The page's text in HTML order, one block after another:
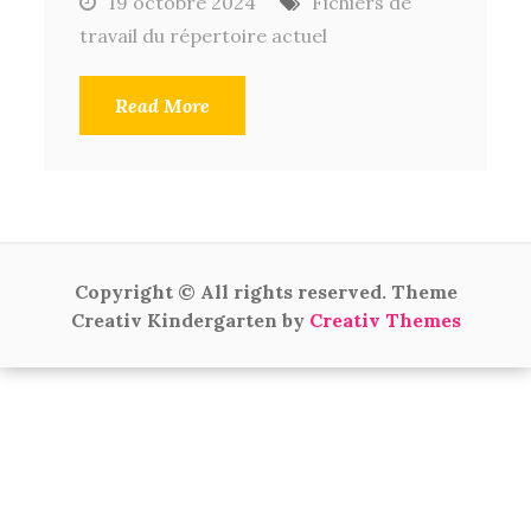
travail du répertoire actuel
Read More
Copyright © All rights reserved. Theme
Creativ Kindergarten by Creativ Themes